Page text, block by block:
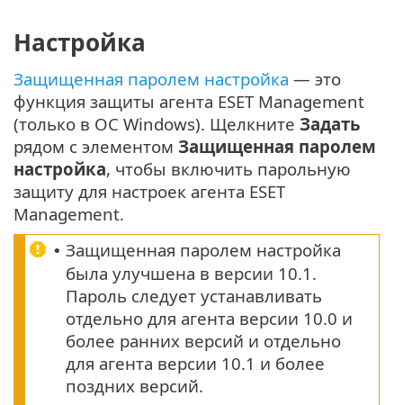
Настройка
Защищенная паролем настройка — это
функция защиты агента ESET Management
(только в ОС Windows). Щелкните Задать
рядом с элементом Защищенная паролем
настройка, чтобы включить парольную
защиту для настроек агента ESET
Management.
• Защищенная паролем настройка
была улучшена в версии 10.1.
Пароль следует устанавливать
отдельно для агента версии 10.0 и
более ранних версий и отдельно
для агента версии 10.1 и более
поздних версий.